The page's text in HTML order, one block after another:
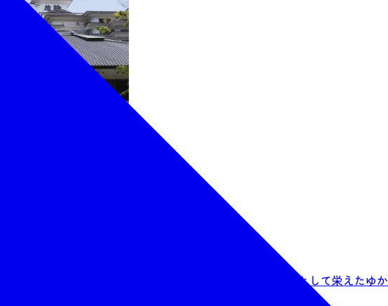
お風呂の数々。仙台藩主、伊達正宗公の「湯浴み御殿」として栄えたゆ